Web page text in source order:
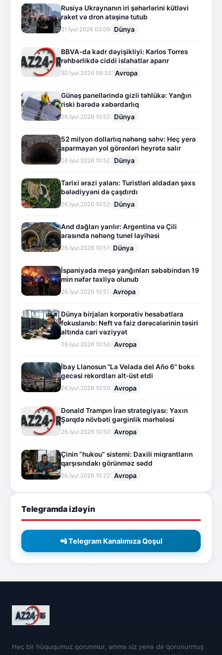
Rusiya Ukraynanın iri şəhərlərini kütləvi
raket və dron atəşinə tutub
31.İyul.2026 03:09 Dünya
BBVA-da kadr dəyişikliyi: Karlos Torres
rəhbərlikdə ciddi islahatlar aparır
30.İyul.2026 09:33 Avropa
Günəş panellərində gizli təhlükə: Yanğın
riski barədə xəbərdarlıq
26.İyul.2026 10:52 Dünya
52 milyon dollarlıq nəhəng səhv: Heç yerə
aparmayan yol görənləri heyrətə salır
26.İyul.2026 10:52 Dünya
Tarixi ərazi yalanı: Turistləri aldadan şəxs
bələdiyyəni də çaşdırdı
26.İyul.2026 10:52 Dünya
And dağları yarılır: Argentina və Çili
arasında nəhəng tunel layihəsi
26.İyul.2026 10:51 Dünya
İspaniyada meşə yanğınları səbəbindən 19
min nəfər təxliyə olunub
26.İyul.2026 10:51 Avropa
Dünya birjaları korporativ hesabatlara
fokuslanıb: Neft və faiz dərəcələrinin təsiri
altında cari vəziyyət
26.İyul.2026 10:50 Avropa
İbay Llanosun "La Velada del Año 6" boks
gecəsi rekordları alt-üst etdi
26.İyul.2026 10:50 Avropa
Donald Trampın İran strategiyası: Yaxın
Şərqdə növbəti gərginlik mərhələsi
26.İyul.2026 10:50 Avropa
Çinin “hukou” sistemi: Daxili miqrantların
qarşısındakı görünməz sədd
26.İyul.2026 10:22 Avropa
Telegramda izləyin
📲 Telegram Kanalımıza Qoşul
Heç bir hüququmuz qorunmur, amma siz yenə də qorunurmuş